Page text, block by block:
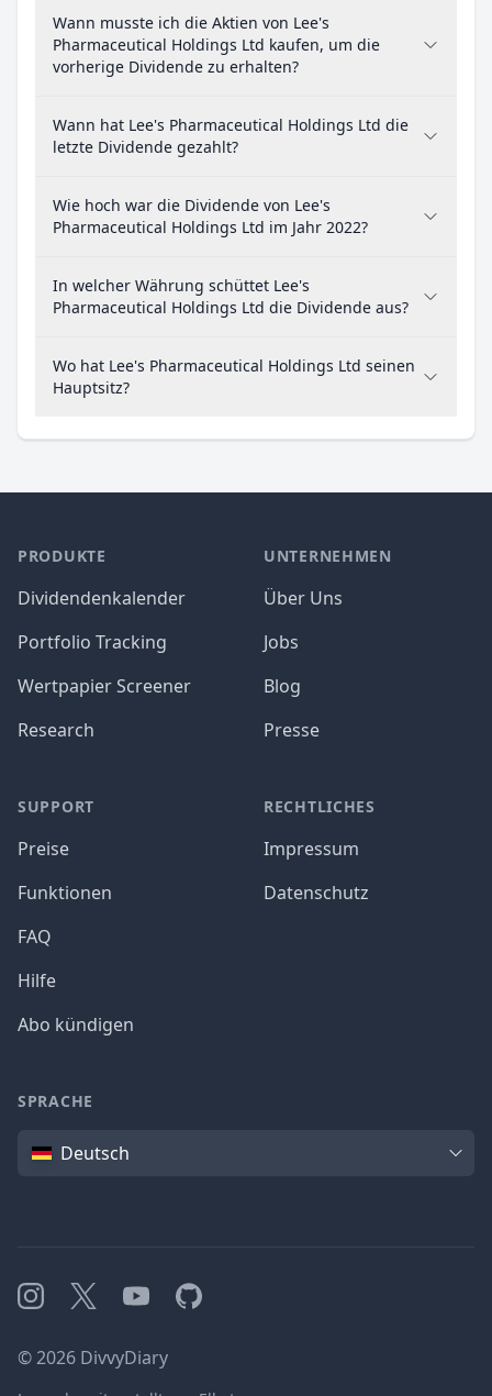
Wann musste ich die Aktien von Lee's
Pharmaceutical Holdings Ltd kaufen, um die
vorherige Dividende zu erhalten?
Wann hat Lee's Pharmaceutical Holdings Ltd die
letzte Dividende gezahlt?
Wie hoch war die Dividende von Lee's
Pharmaceutical Holdings Ltd im Jahr 2022?
In welcher Währung schüttet Lee's
Pharmaceutical Holdings Ltd die Dividende aus?
Wo hat Lee's Pharmaceutical Holdings Ltd seinen
Hauptsitz?
PRODUKTE
Dividendenkalender
Portfolio Tracking
Wertpapier Screener
Research
SUPPORT
Preise
Funktionen
FAQ
Hilfe
Abo kündigen
UNTERNEHMEN
Über Uns
Jobs
Blog
Presse
RECHTLICHES
Impressum
Datenschutz
SPRACHE
SpracheDeutsch
Instagram
X YouTubeGitHub
©2026 DivvyDiary